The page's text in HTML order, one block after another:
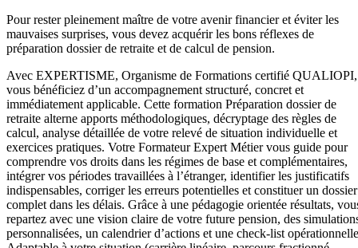
Pour rester pleinement maître de votre avenir financier et éviter les
mauvaises surprises, vous devez acquérir les bons réflexes de
préparation dossier de retraite et de calcul de pension.
Avec EXPERTISME, Organisme de Formations certifié QUALIOPI,
vous bénéficiez d’un accompagnement structuré, concret et
immédiatement applicable. Cette formation Préparation dossier de
retraite alterne apports méthodologiques, décryptage des règles de
calcul, analyse détaillée de votre relevé de situation individuelle et
exercices pratiques. Votre Formateur Expert Métier vous guide pour
comprendre vos droits dans les régimes de base et complémentaires,
intégrer vos périodes travaillées à l’étranger, identifier les justificatifs
indispensables, corriger les erreurs potentielles et constituer un dossier
complet dans les délais. Grâce à une pédagogie orientée résultats,
repartez avec une vision claire de votre future pension, des
personnalisées, un calendrier d’actions et une check-list